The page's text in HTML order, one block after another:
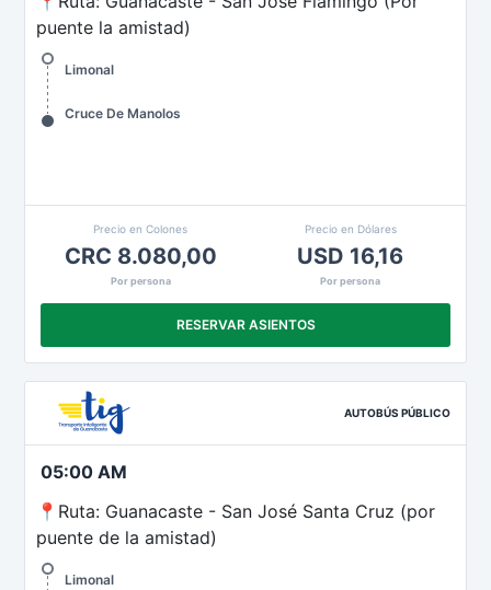
puente la amistad)
Limonal
Cruce De Manolos
Precio en Colones
CRC 8.080,00
Por persona
Precio en Dólares
USD 16,16
Por persona
RESERVAR ASIENTOS
AUTOBÚS PÚBLICO
05:00 AM
📍Ruta: Guanacaste - San José Santa Cruz (por
puente de la amistad)
Limonal